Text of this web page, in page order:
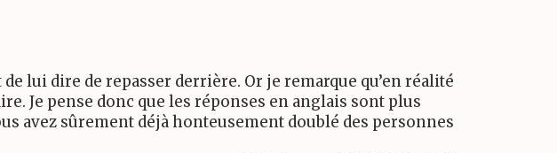
lui dire de repasser derrière. Or je remarque qu’en réalité
Je pense donc que les réponses en anglais sont plus
avez sûrement déjà honteusement doublé des personnes